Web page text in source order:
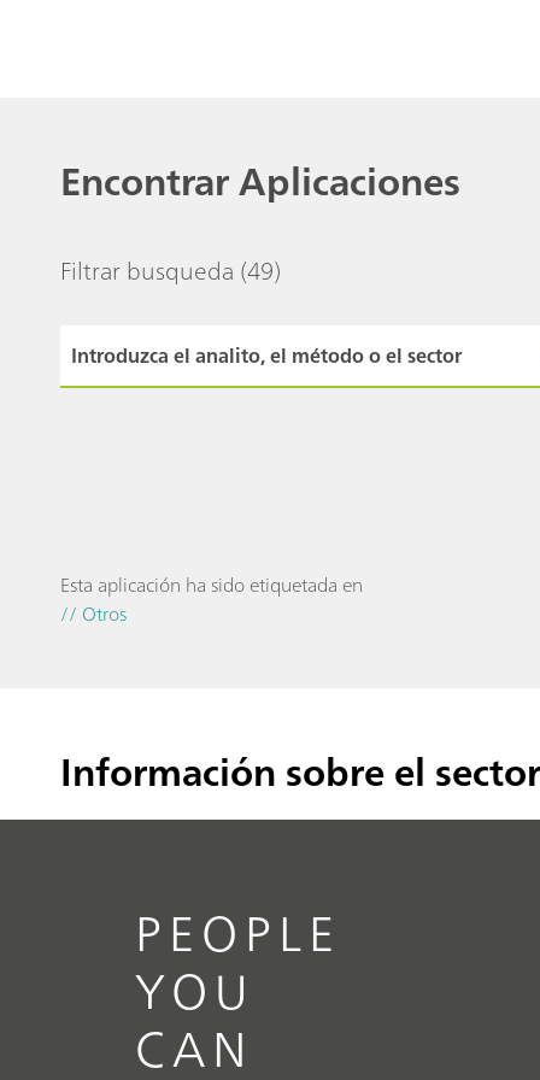
Encontrar Aplicaciones
Filtrar busqueda (49)
Esta aplicación ha sido etiquetada en
// Otros
Información sobre el sector
PEOPLE
YOU
CAN